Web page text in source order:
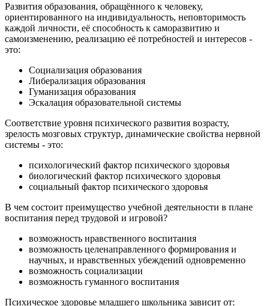
Развития образования, обращённого к человеку,
ориентированного на индивидуальность, неповторимость
каждой личности, её способность к саморазвитию и
самоизменению, реализацию её потребностей и интересов -
это:
Социализация образования
Либерализация образования
Гуманизация образования
Эскалация образовательной системы
Соответствие уровня психического развития возрасту,
зрелость мозговых структур, динамические свойства нервной
системы - это:
психологический фактор психического здоровья
биологический фактор психического здоровья
социальный фактор психического здоровья
В чем состоит преимущество учебной деятельности в плане
воспитания перед трудовой и игровой?
возможность нравственного воспитания
возможность целенаправленного формирования и
научных, и нравственных убеждений одновременно
возможность социализации
возможность гуманного воспитания
Психическое здоровье младшего школьника зависит от: